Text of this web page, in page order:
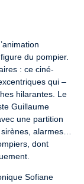
du pompier.
: ce ciné-
qui –
hilarantes. Le
Guillaume
une partition
alarmes…
dont
Sofiane